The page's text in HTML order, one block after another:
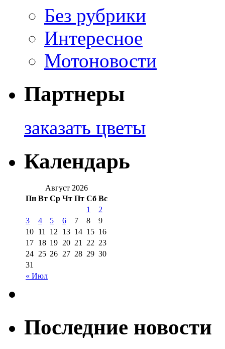
Без рубрики
Интересное
Мотоновости
Партнеры
заказать цветы
Календарь
Август 2026
Пн Вт Ср Чт Пт Сб Вс
« Июл
1
2
3
4 5 6 7 8
9
10 11 12 13 14 15 16
17 18 19 20 21 22 23
24 25 26 27 28 29 30
31
Последние новости